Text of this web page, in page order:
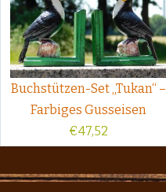
Buchstützen-Set „Tukan“ –
Farbiges Gusseisen
€47,52